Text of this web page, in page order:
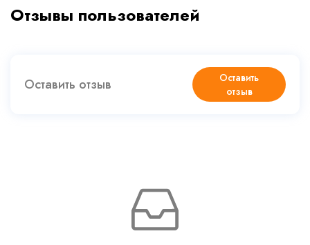
Отзывы пользователей
Оставить отзыв
Оставить
отзыв